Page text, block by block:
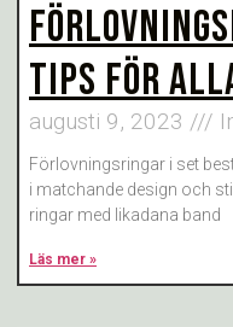
TIPS FÖR
augusti 9, 2023
Förlovningsringar i set
i matchande design och
ringar med likadana band
Läs mer »